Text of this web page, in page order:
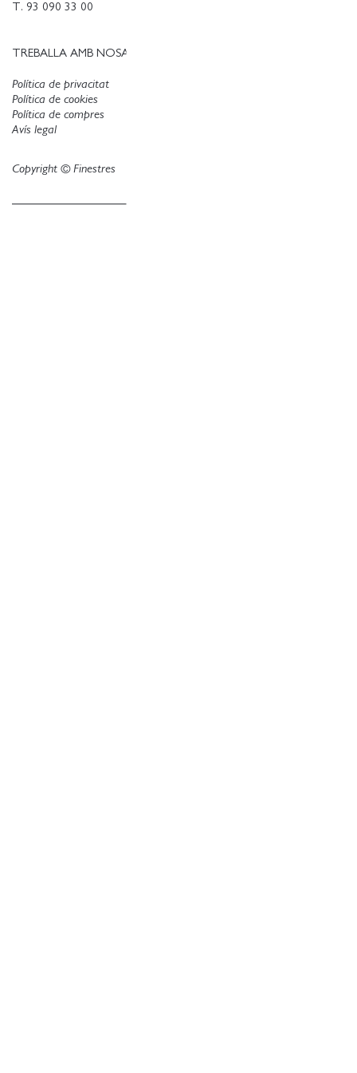
T. 93 090 33 00
TREBALLA AMB NOSALTRES
Política de privacitat
Política de cookies
Avís legal
Política de compres
Copyright © Finestres